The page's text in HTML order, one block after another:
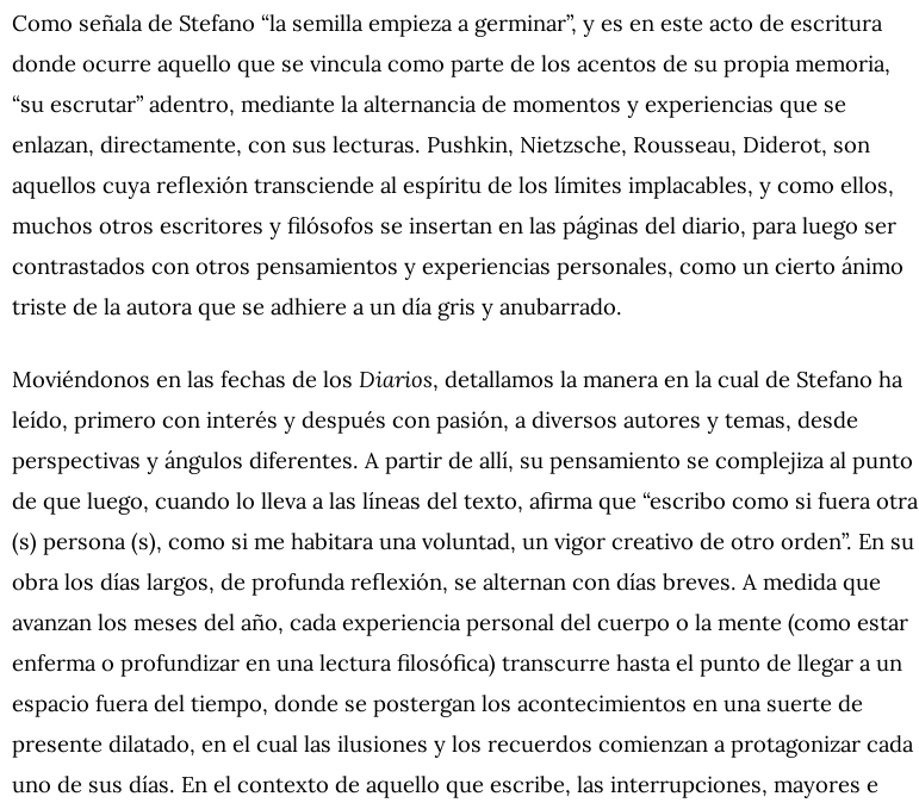
Como señala de Stefano “la semilla empieza a germinar”, y es en este acto de escritura
donde ocurre aquello que se vincula como parte de los acentos de su propia memoria,
“su escrutar” adentro, mediante la alternancia de momentos y experiencias que se
enlazan, directamente, con sus lecturas. Pushkin, Nietzsche, Rousseau, Diderot, son
aquellos cuya reflexión transciende al espíritu de los límites implacables, y como ellos,
muchos otros escritores y filósofos se insertan en las páginas del diario, para luego ser
contrastados con otros pensamientos y experiencias personales, como un cierto ánimo
triste de la autora que se adhiere a un día gris y anubarrado.
Moviéndonos en las fechas de los Diarios, detallamos la manera en la cual de Stefano ha
leído, primero con interés y después con pasión, a diversos autores y temas, desde
perspectivas y ángulos diferentes. A partir de allí, su pensamiento se complejiza al punto
de que luego, cuando lo lleva a las líneas del texto, afirma que “escribo como si fuera otra
(s) persona (s), como si me habitara una voluntad, un vigor creativo de otro orden”. En su
obra los días largos, de profunda reflexión, se alternan con días breves. A medida que
avanzan los meses del año, cada experiencia personal del cuerpo o la mente (como estar
enferma o profundizar en una lectura filosófica) transcurre hasta el punto de llegar a un
espacio fuera del tiempo, donde se postergan los acontecimientos en una suerte de
presente dilatado, en el cual las ilusiones y los recuerdos comienzan a protagonizar cada
uno de sus días. En el contexto de aquello que escribe, las interrupciones, mayores e